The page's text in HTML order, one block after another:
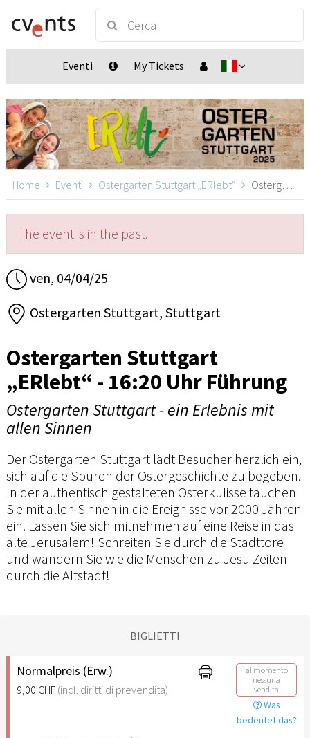
Eventi My Tickets
Home Eventi Ostergarten Stuttgart „ERlebt“ Ostergarten Stuttgart „ERlebt“ - 16:20 Uhr Führung, Stuttgart
The event is in the past.
ven, 04/04/25
Ostergarten Stuttgart, Stuttgart
Ostergarten Stuttgart
„ERlebt“ - 16:20 Uhr Führung
Ostergarten Stuttgart - ein Erlebnis mit
allen Sinnen
Der Ostergarten Stuttgart lädt Besucher herzlich ein,
sich auf die Spuren der Ostergeschichte zu begeben.
In der authentisch gestalteten Osterkulisse tauchen
Sie mit allen Sinnen in die Ereignisse vor 2000 Jahren
ein. Lassen Sie sich mitnehmen auf eine Reise in das
alte Jerusalem! Schreiten Sie durch die Stadttore
und wandern Sie wie die Menschen zu Jesu Zeiten
durch die Altstadt!
BIGLIETTI
Normalpreis (Erw.)
9,00 CHF (incl. diritti di prevendita)
al momento
nessuna
vendita
Was
bedeutet das?